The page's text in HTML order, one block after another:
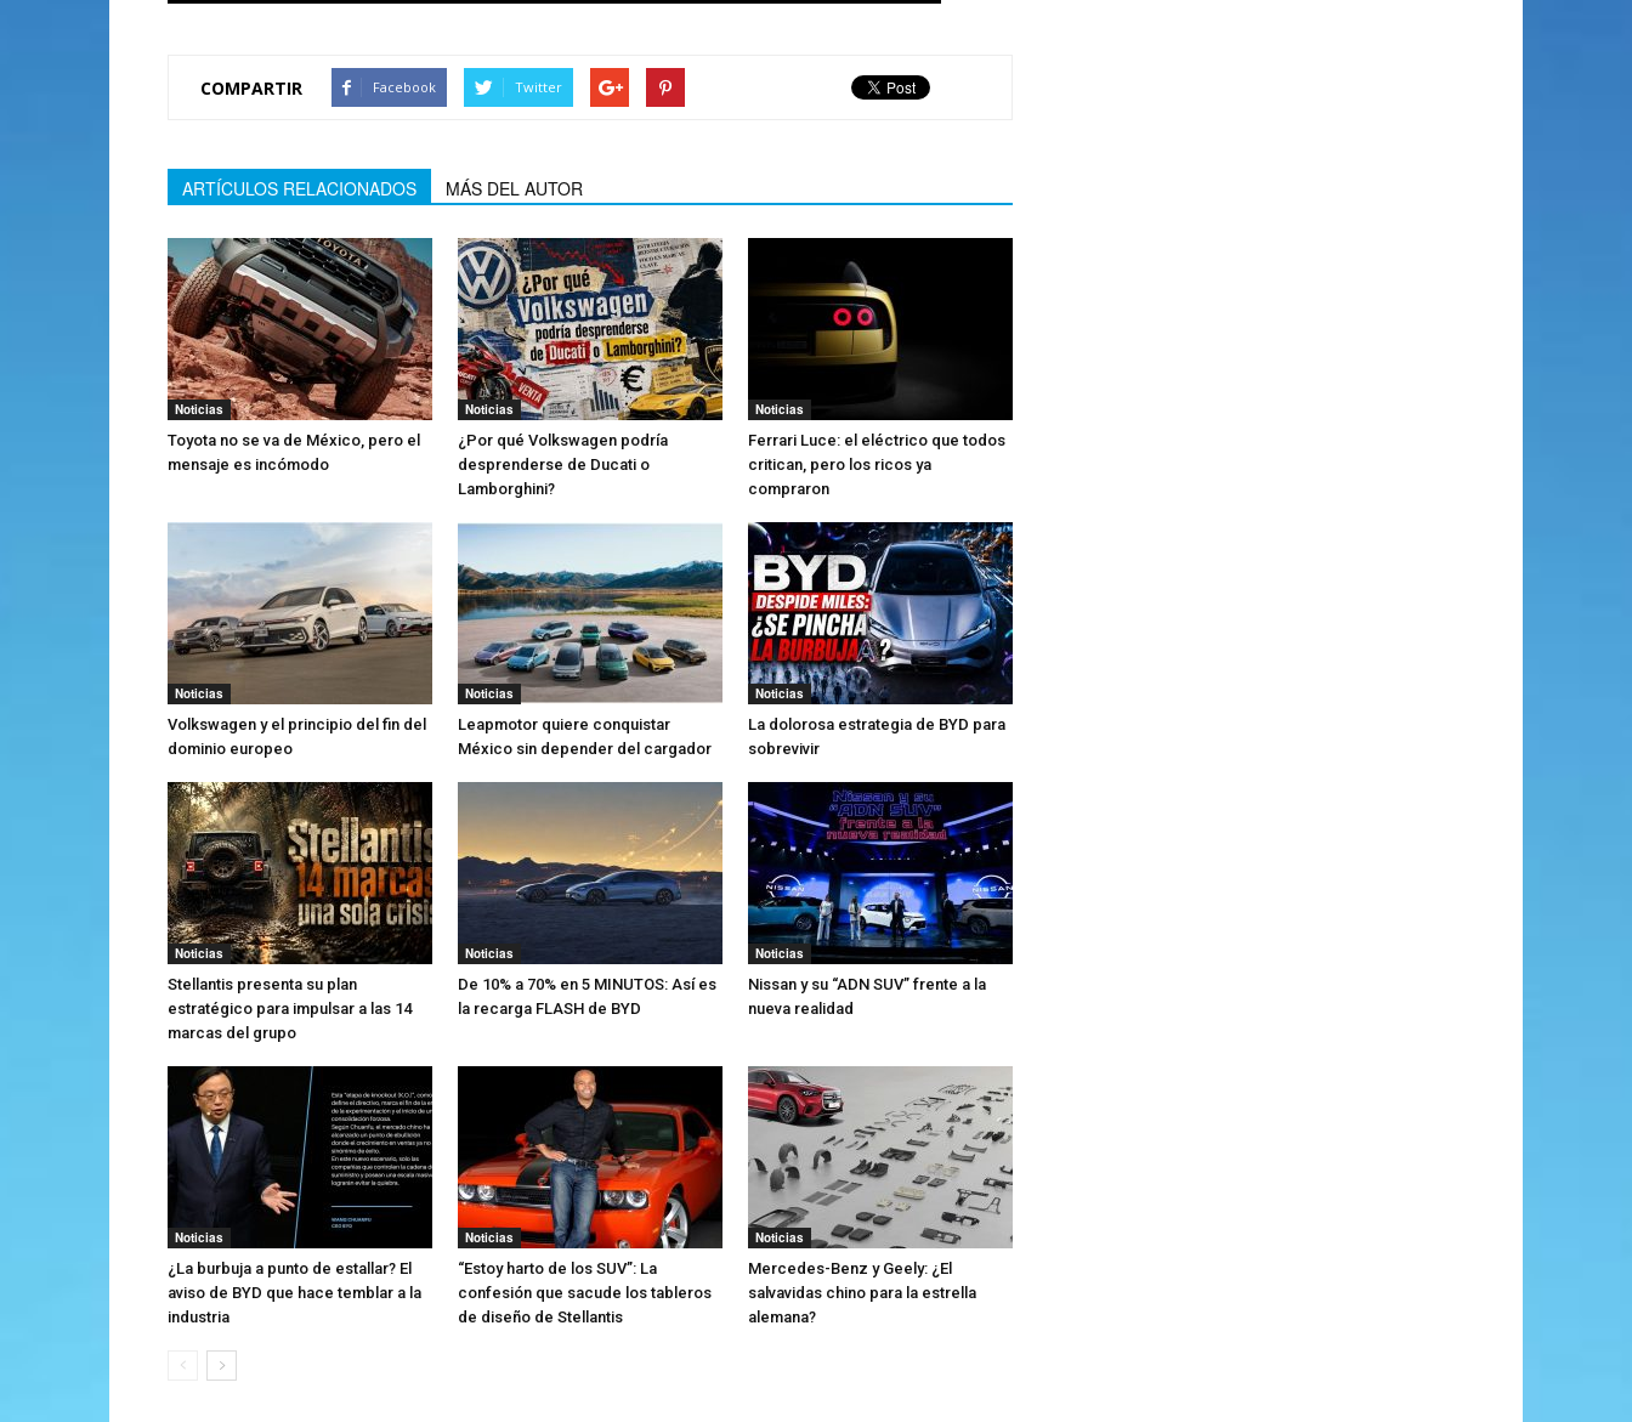
COMPARTIR Facebook Twitter
ARTÍCULOS RELACIONADOS MÁS DEL AUTOR
Noticias
Toyota no se va de México, pero el
mensaje es incómodo
Noticias
¿Por qué Volkswagen podría
desprenderse de Ducati o
Lamborghini?
Noticias
Ferrari Luce: el eléctrico que todos
critican, pero los ricos ya
compraron
Noticias
Volkswagen y el principio del fin del
dominio europeo
Noticias
Leapmotor quiere conquistar
México sin depender del cargador
Noticias
La dolorosa estrategia de BYD para
sobrevivir
Noticias
Stellantis presenta su plan
estratégico para impulsar a las 14
marcas del grupo
Noticias
De 10% a 70% en 5 MINUTOS: Así es
la recarga FLASH de BYD
Noticias
Nissan y su “ADN SUV” frente a la
nueva realidad
Noticias
¿La burbuja a punto de estallar? El
aviso de BYD que hace temblar a la
industria
Noticias
“Estoy harto de los SUV”: La
confesión que sacude los tableros
de diseño de Stellantis
Noticias
Mercedes-Benz y Geely: ¿El
salvavidas chino para la estrella
alemana?